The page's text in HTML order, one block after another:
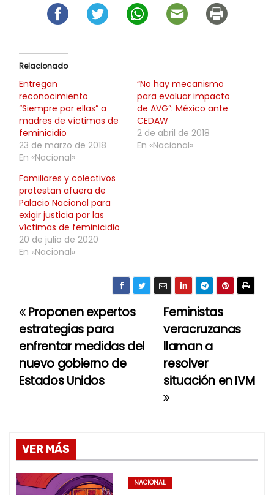
Relacionado
Entregan
reconocimiento
“Siempre por ellas” a
madres de víctimas de
feminicidio
23 de marzo de 2018
En «Nacional»
“No hay mecanismo
para evaluar impacto
de AVG”: México ante
CEDAW
2 de abril de 2018
En «Nacional»
Familiares y colectivos
protestan afuera de
Palacio Nacional para
exigir justicia por las
víctimas de feminicidio
20 de julio de 2020
En «Nacional»
N
a
v
a
c
Feministas
veracruzanas
llaman a
resolver
situación en IVM
Proponen expertos
estrategias para
enfrentar medidas del
nuevo gobierno de
Estados Unidos
VER MÁS
NACIONAL